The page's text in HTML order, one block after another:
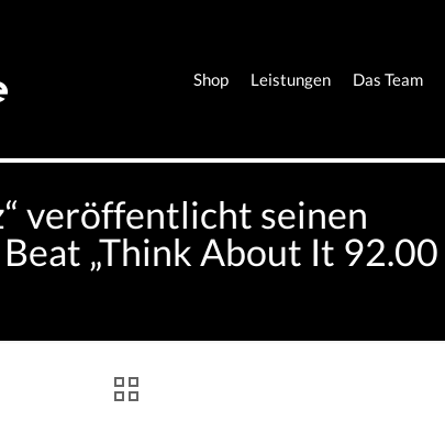
Shop Leistungen Das Team
veröffentlicht seinen
„Think About It 92.00